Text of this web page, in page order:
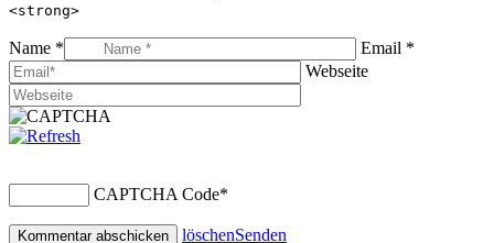
<strong>
Name *
Email *
Webseite
CAPTCHA Code*
löschenSenden